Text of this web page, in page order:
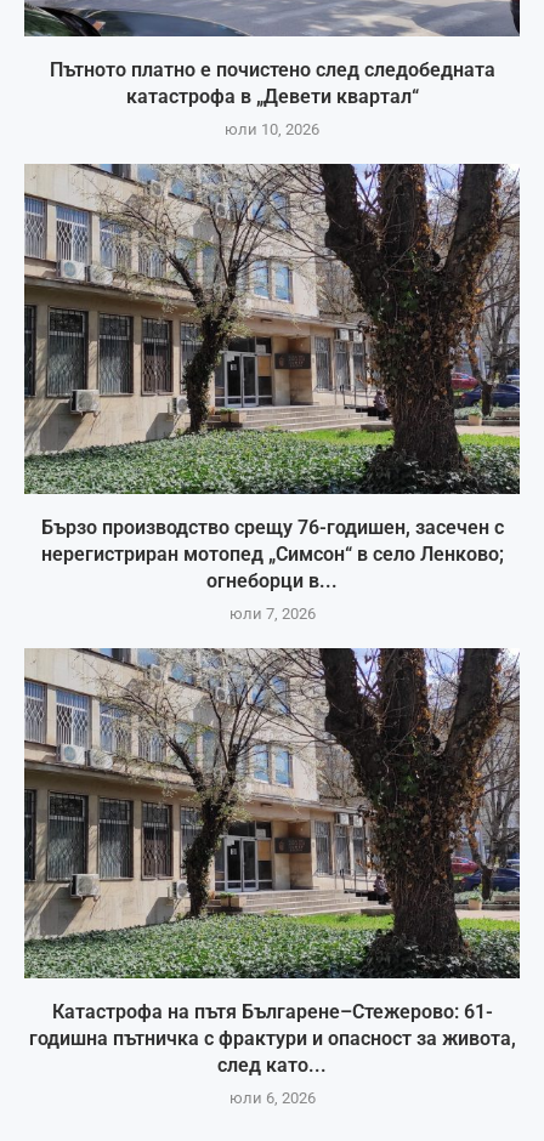
Пътното платно е почистено след следобедната
катастрофа в „Девети квартал“
юли 10, 2026
Бързо производство срещу 76-годишен, засечен с
нерегистриран мотопед „Симсон“ в село Ленково;
огнеборци в...
юли 7, 2026
Катастрофа на пътя Българене–Стежерово: 61-
годишна пътничка с фрактури и опасност за живота,
след като...
юли 6, 2026